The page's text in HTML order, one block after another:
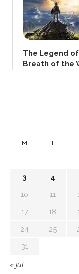
The Legend
Breath of the
M T
3
4
10
11
17
18
24
25
31
« jul